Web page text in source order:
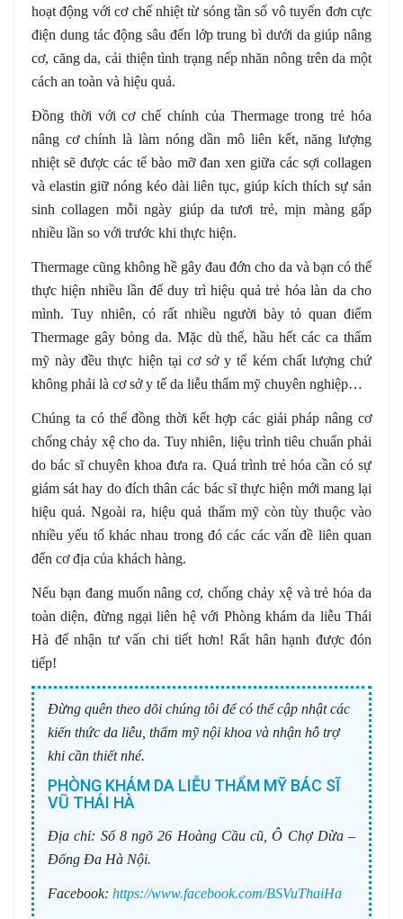
hoạt động với cơ chế nhiệt từ sóng tần số vô tuyến đơn cực
điện dung tác động sâu đến lớp trung bì dưới da giúp nâng
cơ, căng da, cải thiện tình trạng nếp nhăn nông trên da một
cách an toàn và hiệu quả.
Đồng thời với cơ chế chính của Thermage trong trẻ hóa
nâng cơ chính là làm nóng dần mô liên kết, năng lượng
nhiệt sẽ được các tế bào mỡ đan xen giữa các sợi collagen
và elastin giữ nóng kéo dài liên tục, giúp kích thích sự sản
sinh collagen mỗi ngày giúp da tươi trẻ, mịn màng gấp
nhiều lần so với trước khi thực hiện.
Thermage cũng không hề gây đau đớn cho da và bạn có thể
thực hiện nhiều lần để duy trì hiệu quả trẻ hóa làn da cho
mình. Tuy nhiên, có rất nhiều người bày tỏ quan điểm
Thermage gây bỏng da. Mặc dù thế, hầu hết các ca thẩm
mỹ này đều thực hiện tại cơ sở y tế kém chất lượng chứ
không phải là cơ sở y tế da liễu thẩm mỹ chuyên nghiệp…
Chúng ta có thể đồng thời kết hợp các giải pháp nâng cơ
chống chảy xệ cho da. Tuy nhiên, liệu trình tiêu chuẩn phải
do bác sĩ chuyên khoa đưa ra. Quá trình trẻ hóa cần có sự
giám sát hay do đích thân các bác sĩ thực hiện mới mang lại
hiệu quả. Ngoài ra, hiệu quả thẩm mỹ còn tùy thuộc vào
nhiều yếu tố khác nhau trong đó các các vấn đề liên quan
đến cơ địa của khách hàng.
Nếu bạn đang muốn nâng cơ, chống chảy xệ và trẻ hóa da
toàn diện, đừng ngại liên hệ với Phòng khám da liễu Thái
Hà để nhận tư vấn chi tiết hơn! Rất hân hạnh được đón
tiếp!
Đừng quên theo dõi chúng tôi để có thể cập nhật các
kiến thức da liễu, thẩm mỹ nội khoa và nhận hỗ trợ
khi cần thiết nhé.
PHÒNG KHÁM DA LIỄU THẨM MỸ BÁC SĨ
VŨ THÁI HÀ
Địa chỉ: Số 8 ngõ 26 Hoàng Cầu cũ, Ô Chợ Dừa –
Đống Đa Hà Nội.
Facebook: https://www.facebook.com/BSVuThaiHa